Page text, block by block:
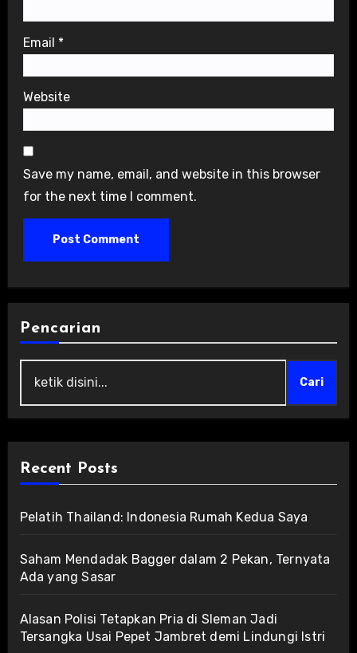
Email *
Website
Save my name, email, and website in this browser
for the next time I comment.
Pencarian
Cari
Recent Posts
Pelatih Thailand: Indonesia Rumah Kedua Saya
Saham Mendadak Bagger dalam 2 Pekan, Ternyata
Ada yang Sasar
Alasan Polisi Tetapkan Pria di Sleman Jadi
Tersangka Usai Pepet Jambret demi Lindungi Istri